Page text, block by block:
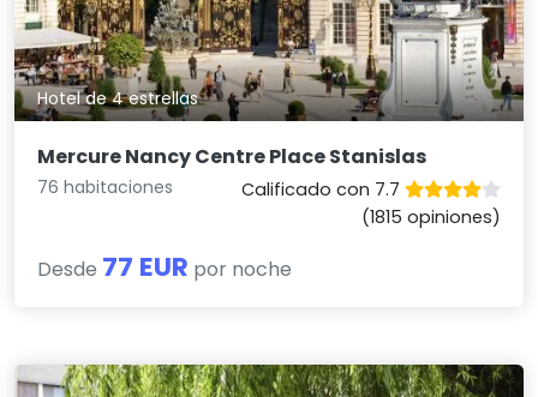
Hotel de 4 estrellas
Mercure Nancy Centre Place Stanislas
76 habitaciones
Calificado con 7.7
(1815 opiniones)
Desde 77 EUR por noche